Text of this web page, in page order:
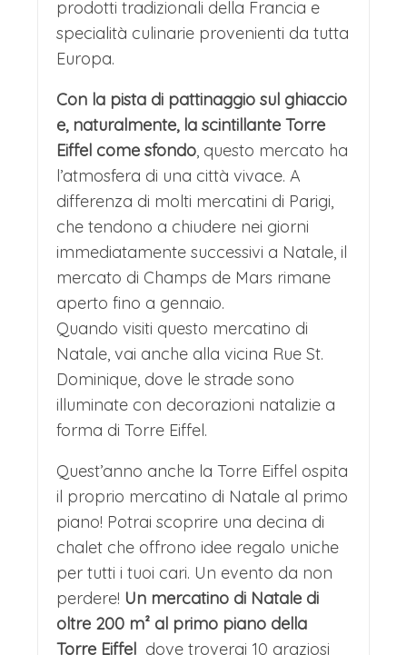
prodotti tradizionali della Francia e
specialità culinarie provenienti da tutta
Europa.
Con la pista di pattinaggio sul ghiaccio
e, naturalmente, la scintillante Torre
Eiffel come sfondo, questo mercato ha
l’atmosfera di una città vivace. A
differenza di molti mercatini di Parigi,
che tendono a chiudere nei giorni
immediatamente successivi a Natale, il
mercato di Champs de Mars rimane
aperto fino a gennaio.
Quando visiti questo mercatino di
Natale, vai anche alla vicina Rue St.
Dominique, dove le strade sono
illuminate con decorazioni natalizie a
forma di Torre Eiffel.
Quest’anno anche la Torre Eiffel ospita
il proprio mercatino di Natale al primo
piano! Potrai scoprire una decina di
chalet che offrono idee regalo uniche
per tutti i tuoi cari. Un evento da non
perdere! Un mercatino di Natale di
oltre 200 m² al primo piano della
Torre Eiffel dove troverai 10 graziosi